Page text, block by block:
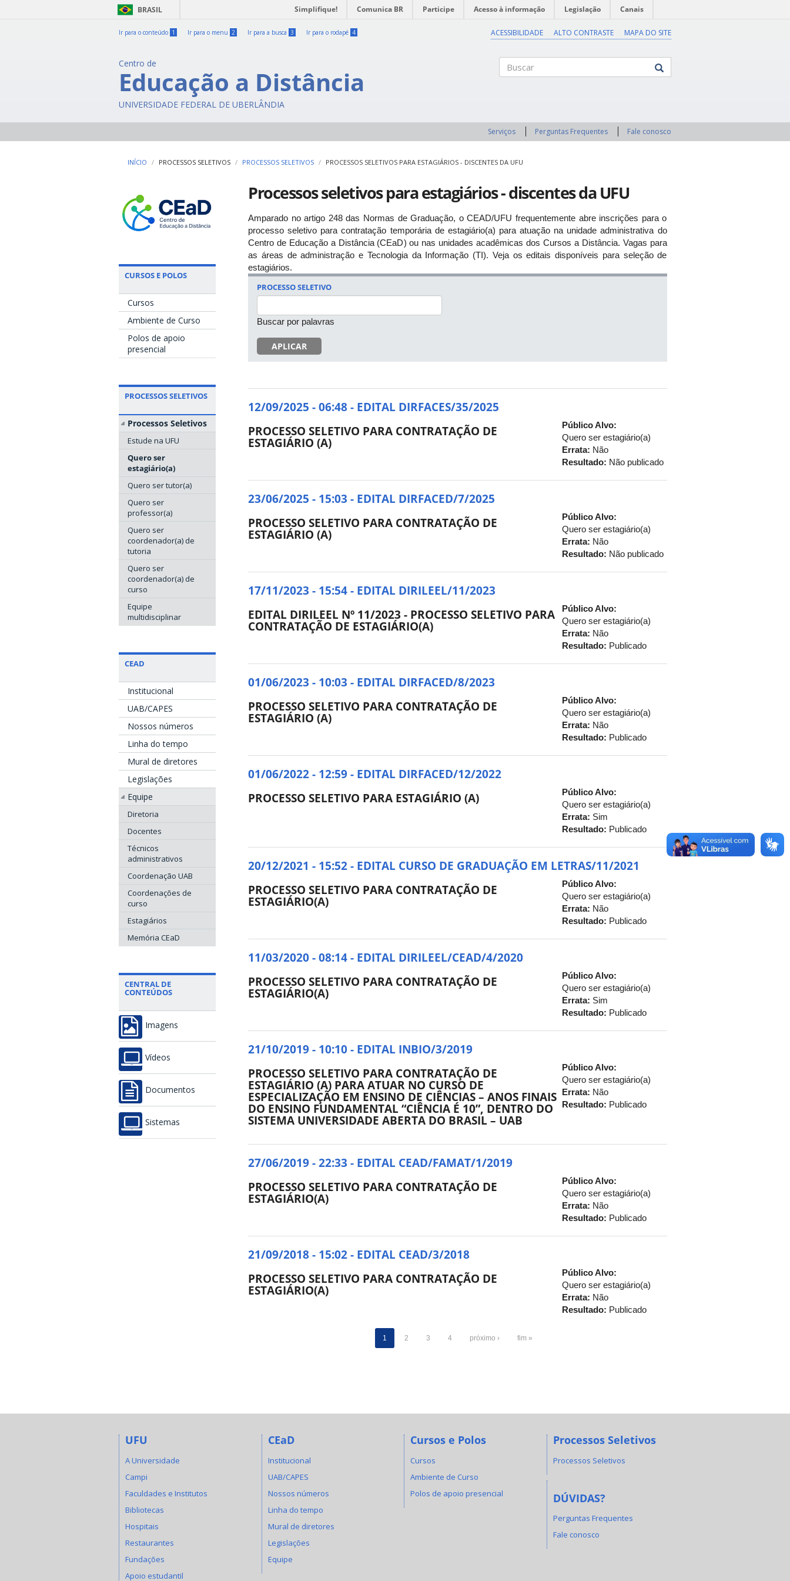
BRASIL Simplifique! Comunica BR Participe Acesso à informação Legislação Canais
Ir para o conteúdo 1 Ir para o menu 2 Ir para a busca 3 Ir para o rodapé 4 ACESSIBILIDADE ALTO CONTRASTE MAPA DO SITE
Centro de
Educação a Distância
UNIVERSIDADE FEDERAL DE UBERLÂNDIA
Serviços Perguntas Frequentes Fale conosco
INÍCIO PROCESSOS SELETIVOS PROCESSOS SELETIVOS PROCESSOS SELETIVOS PARA ESTAGIÁRIOS - DISCENTES DA UFU
CURSOS E POLOS
Cursos
Ambiente de Curso
Polos de apoio
presencial
PROCESSOS SELETIVOS
Processos Seletivos
Estude na UFU
Quero ser
estagiário(a)
Quero ser tutor(a)
Quero ser
professor(a)
Quero ser
coordenador(a) de
tutoria
Quero ser
coordenador(a) de
curso
Equipe
multidisciplinar
CEAD
Institucional
UAB/CAPES
Nossos números
Linha do tempo
Mural de diretores
Legislações
Equipe
Diretoria
Docentes
Técnicos
administrativos
Coordenação UAB
Coordenações de
curso
Estagiários
Memória CEaD
CENTRAL DE
CONTEÚDOS
Imagens
Vídeos
Documentos
Sistemas
Processos seletivos para estagiários - discentes da UFU
Amparado no artigo 248 das Normas de Graduação, o CEAD/UFU frequentemente abre inscrições para o
processo seletivo para contratação temporária de estagiário(a) para atuação na unidade administrativa do
Centro de Educação a Distância (CEaD) ou nas unidades acadêmicas dos Cursos a Distância. Vagas para
as áreas de administração e Tecnologia da Informação (TI). Veja os editais disponíveis para seleção de
estagiários.
PROCESSO SELETIVO
Buscar por palavras
APLICAR
12/09/2025 - 06:48 - EDITAL DIRFACES/35/2025
PROCESSO SELETIVO PARA CONTRATAÇÃO DE
ESTAGIÁRIO (A)
Público Alvo:
Quero ser estagiário(a)
Errata: Não
Resultado: Não publicado
23/06/2025 - 15:03 - EDITAL DIRFACED/7/2025
PROCESSO SELETIVO PARA CONTRATAÇÃO DE
ESTAGIÁRIO (A)
Público Alvo:
Quero ser estagiário(a)
Errata: Não
Resultado: Não publicado
17/11/2023 - 15:54 - EDITAL DIRILEEL/11/2023
EDITAL DIRILEEL Nº 11/2023 - PROCESSO SELETIVO PARA
CONTRATAÇÃO DE ESTAGIÁRIO(A)
Público Alvo:
Quero ser estagiário(a)
Errata: Não
Resultado: Publicado
01/06/2023 - 10:03 - EDITAL DIRFACED/8/2023
PROCESSO SELETIVO PARA CONTRATAÇÃO DE
ESTAGIÁRIO (A)
Público Alvo:
Quero ser estagiário(a)
Errata: Não
Resultado: Publicado
01/06/2022 - 12:59 - EDITAL DIRFACED/12/2022
PROCESSO SELETIVO PARA ESTAGIÁRIO (A)
Público Alvo:
Quero ser estagiário(a)
Errata: Sim
Resultado: Publicado
20/12/2021 - 15:52 - EDITAL CURSO DE GRADUAÇÃO EM LETRAS/11/2021
PROCESSO SELETIVO PARA CONTRATAÇÃO DE
ESTAGIÁRIO(A)
Público Alvo:
Quero ser estagiário(a)
Errata: Não
Resultado: Publicado
11/03/2020 - 08:14 - EDITAL DIRILEEL/CEAD/4/2020
PROCESSO SELETIVO PARA CONTRATAÇÃO DE
ESTAGIÁRIO(A)
Público Alvo:
Quero ser estagiário(a)
Errata: Sim
Resultado: Publicado
21/10/2019 - 10:10 - EDITAL INBIO/3/2019
PROCESSO SELETIVO PARA CONTRATAÇÃO DE
ESTAGIÁRIO (A) PARA ATUAR NO CURSO DE
ESPECIALIZAÇÃO EM ENSINO DE CIÊNCIAS – ANOS FINAIS
DO ENSINO FUNDAMENTAL “CIÊNCIA É 10”, DENTRO DO
SISTEMA UNIVERSIDADE ABERTA DO BRASIL – UAB
Público Alvo:
Quero ser estagiário(a)
Errata: Não
Resultado: Publicado
27/06/2019 - 22:33 - EDITAL CEAD/FAMAT/1/2019
PROCESSO SELETIVO PARA CONTRATAÇÃO DE
ESTAGIÁRIO(A)
Público Alvo:
Quero ser estagiário(a)
Errata: Não
Resultado: Publicado
21/09/2018 - 15:02 - EDITAL CEAD/3/2018
PROCESSO SELETIVO PARA CONTRATAÇÃO DE
ESTAGIÁRIO(A)
Público Alvo:
Quero ser estagiário(a)
Errata: Não
Resultado: Publicado
1 2 3 4 próximo › fim »
UFU
A Universidade
Campi
Faculdades e Institutos
Bibliotecas
Hospitais
Restaurantes
Fundações
Apoio estudantil
CEaD
Institucional
UAB/CAPES
Nossos números
Linha do tempo
Mural de diretores
Legislações
Equipe
Cursos e Polos
Cursos
Ambiente de Curso
Polos de apoio presencial
Processos Seletivos
Processos Seletivos
DÚVIDAS?
Perguntas Frequentes
Fale conosco